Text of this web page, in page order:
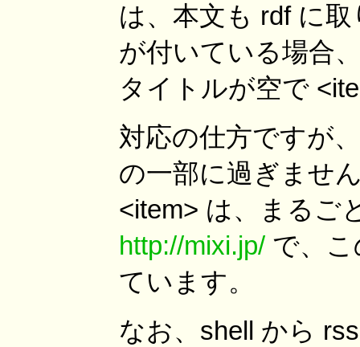
は、本文も rdf に
が付いている場合
タイトルが空で
対応の仕方ですが
の一部に過ぎませ
<item> は、まるご
http://mixi.jp/ で、
ています。
なお、shell から